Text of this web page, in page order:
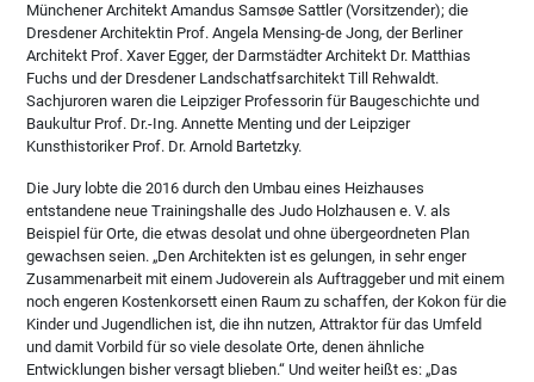
Münchener Architekt Amandus Samsøe Sattler (Vorsitzender); die
Dresdener Architektin Prof. Angela Mensing-de Jong, der Berliner
Architekt Prof. Xaver Egger, der Darmstädter Architekt Dr. Matthias
Fuchs und der Dresdener Landschatfsarchitekt Till Rehwaldt.
Sachjuroren waren die Leipziger Professorin für Baugeschichte und
Baukultur Prof. Dr.-Ing. Annette Menting und der Leipziger
Kunsthistoriker Prof. Dr. Arnold Bartetzky.
Die Jury lobte die 2016 durch den Umbau eines Heizhauses
entstandene neue Trainingshalle des Judo Holzhausen e. V. als
Beispiel für Orte, die etwas desolat und ohne übergeordneten Plan
gewachsen seien. „Den Architekten ist es gelungen, in sehr enger
Zusammenarbeit mit einem Judoverein als Auftraggeber und mit einem
noch engeren Kostenkorsett einen Raum zu schaffen, der Kokon für die
Kinder und Jugendlichen ist, die ihn nutzen, Attraktor für das Umfeld
und damit Vorbild für so viele desolate Orte, denen ähnliche
Entwicklungen bisher versagt blieben.“ Und weiter heißt es: „Das